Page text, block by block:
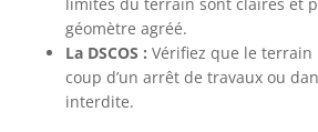
géomètre agréé.
La DSCOS : Vérifiez que le terrain
coup d’un arrêt de travaux ou
interdite.